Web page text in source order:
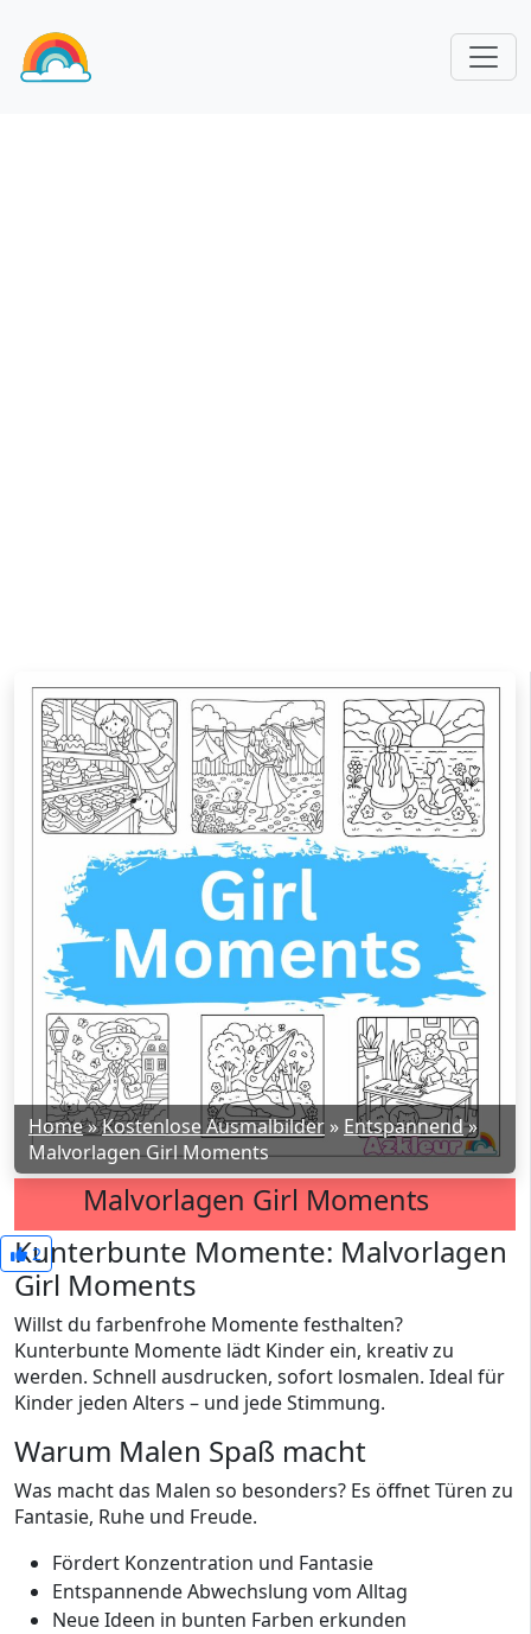
Home»Kostenlose Ausmalbilder » Entspannend»
Malvorlagen Girl Moments
Malvorlagen Girl Moments
2
Kunterbunte Momente: Malvorlagen
Girl Moments
Willst du farbenfrohe Momente festhalten?
Kunterbunte Momente lädt Kinder ein, kreativ zu
werden. Schnell ausdrucken, sofort losmalen. Ideal für
Kinder jeden Alters – und jede Stimmung.
Warum Malen Spaß macht
Was macht das Malen so besonders? Es öffnet Türen zu
Fantasie, Ruhe und Freude.
Fördert Konzentration und Fantasie
Entspannende Abwechslung vom Alltag
Neue Ideen in bunten Farben erkunden